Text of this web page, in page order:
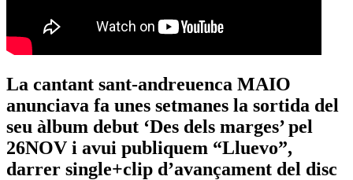
La cantant sant-andreuenca MAIO
anunciava fa unes setmanes la sortida del
seu àlbum debut ‘Des dels marges’ pel
26NOV i avui publiquem “Lluevo”,
darrer single+clip d’avançament del disc